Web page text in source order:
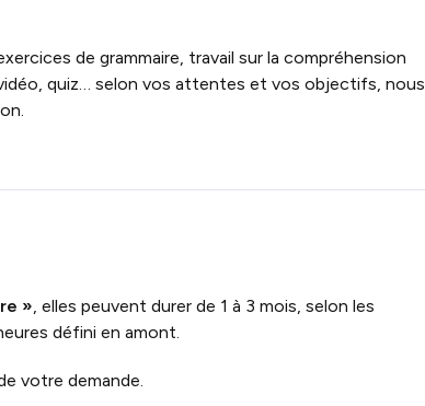
de grammaire, travail sur la compréhension
quiz… selon vos attentes et vos objectifs, nous
», elles peuvent durer de 1 à 3 mois, selon les
défini en amont.
votre demande.